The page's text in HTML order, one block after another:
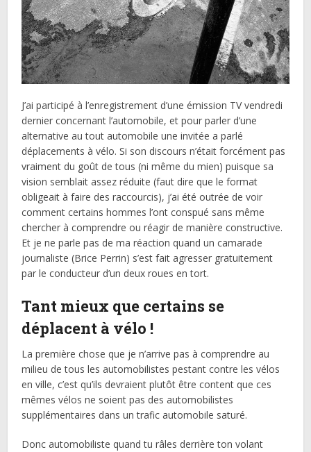
J’ai participé à l’enregistrement d’une émission TV vendredi
dernier concernant l’automobile, et pour parler d’une
alternative au tout automobile une invitée a parlé
déplacements à vélo. Si son discours n’était forcément pas
vraiment du goût de tous (ni même du mien) puisque sa
vision semblait assez réduite (faut dire que le format
obligeait à faire des raccourcis), j’ai été outrée de voir
comment certains hommes l’ont conspué sans même
chercher à comprendre ou réagir de manière constructive.
Et je ne parle pas de ma réaction quand un camarade
journaliste (Brice Perrin) s’est fait agresser gratuitement
par le conducteur d’un deux roues en tort.
Tant mieux que certains se
déplacent à vélo !
La première chose que je n’arrive pas à comprendre au
milieu de tous les automobilistes pestant contre les vélos
en ville, c’est qu’ils devraient plutôt être content que ces
mêmes vélos ne soient pas des automobilistes
supplémentaires dans un trafic automobile saturé.
Donc automobiliste quand tu râles derrière ton volant